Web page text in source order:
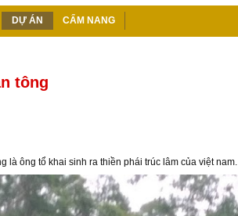
DỰ ÁN CẨM NANG
tông
là ông tổ khai sinh ra thiền phái trúc lâm của việt nam.